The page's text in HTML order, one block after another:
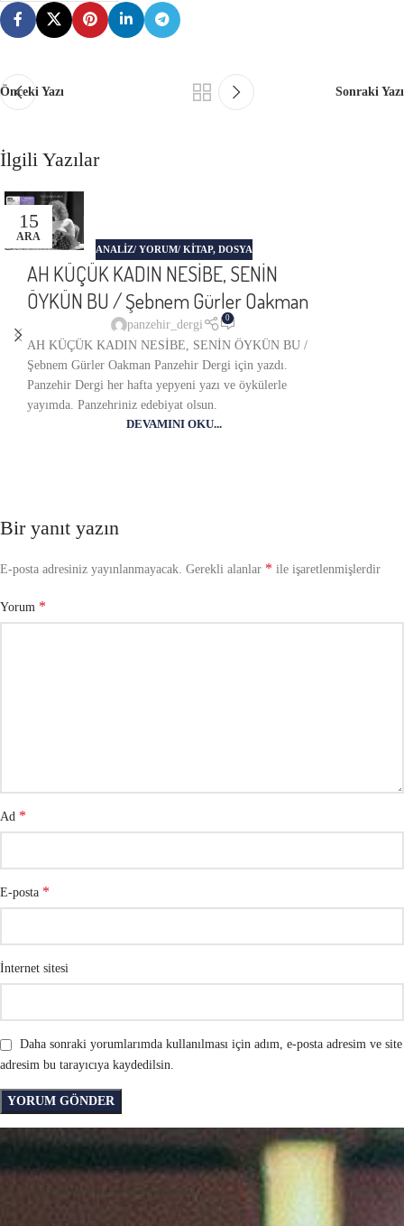
Önceki Yazı Sonraki Yazı
İlgili Yazılar
15
ARA
ANALIZ/ YORUM/ KITAP, DOSYA
AH KÜÇÜK KADIN NESİBE, SENİN
ÖYKÜN BU / Şebnem Gürler Oakman
panzehir_dergi 0
AH KÜÇÜK KADIN NESİBE, SENİN ÖYKÜN BU /
Şebnem Gürler Oakman Panzehir Dergi için yazdı.
Panzehir Dergi her hafta yepyeni yazı ve öykülerle
yayımda. Panzehriniz edebiyat olsun.
DEVAMINI OKU...
Bir yanıt yazın
E-posta adresiniz yayınlanmayacak. Gerekli alanlar * ile işaretlenmişlerdir
Yorum *
Ad *
E-posta *
İnternet sitesi
Daha sonraki yorumlarımda kullanılması için adım, e-posta adresim ve site
adresim bu tarayıcıya kaydedilsin.